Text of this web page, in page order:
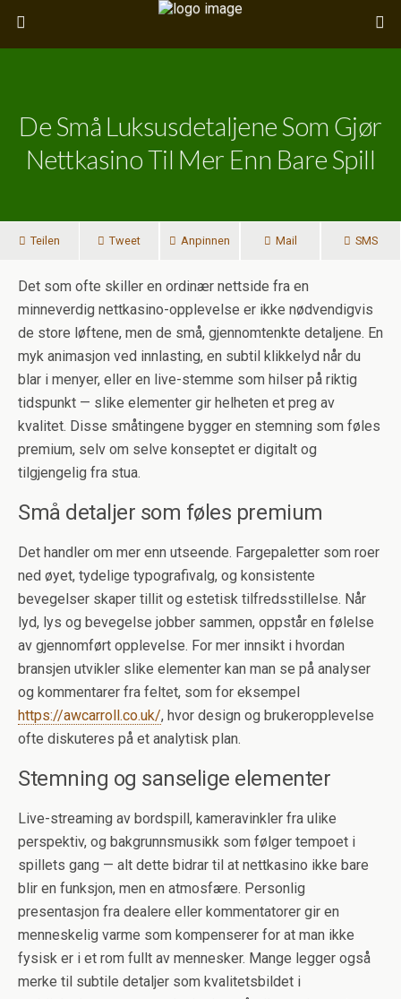
De Små Luksusdetaljene Som Gjør
Nettkasino Til Mer Enn Bare Spill
Teilen Tweet Anpinnen Mail SMS
Det som ofte skiller en ordinær nettside fra en
minneverdig nettkasino-opplevelse er ikke nødvendigvis
de store løftene, men de små, gjennomtenkte detaljene. En
myk animasjon ved innlasting, en subtil klikkelyd når du
blar i menyer, eller en live-stemme som hilser på riktig
tidspunkt — slike elementer gir helheten et preg av
kvalitet. Disse småtingene bygger en stemning som føles
premium, selv om selve konseptet er digitalt og
tilgjengelig fra stua.
Små detaljer som føles premium
Det handler om mer enn utseende. Fargepaletter som roer
ned øyet, tydelige typografivalg, og konsistente
bevegelser skaper tillit og estetisk tilfredsstillelse. Når
lyd, lys og bevegelse jobber sammen, oppstår en følelse
av gjennomført opplevelse. For mer innsikt i hvordan
bransjen utvikler slike elementer kan man se på analyser
og kommentarer fra feltet, som for eksempel
https://awcarroll.co.uk/, hvor design og brukeropplevelse
ofte diskuteres på et analytisk plan.
Stemning og sanselige elementer
Live-streaming av bordspill, kameravinkler fra ulike
perspektiv, og bakgrunnsmusikk som følger tempoet i
spillets gang — alt dette bidrar til at nettkasino ikke bare
blir en funksjon, men en atmosfære. Personlig
presentasjon fra dealere eller kommentatorer gir en
menneskelig varme som kompenserer for at man ikke
fysisk er i et rom fullt av mennesker. Mange legger også
merke til subtile detaljer som kvalitetsbildet i